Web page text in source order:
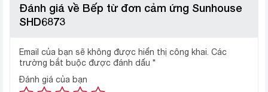
Hệ thống quạt tản nhiệt đối lưu
Đánh giá về Bếp từ đơn cảm ứng Sunhouse
SHD6873
Email của bạn sẽ không được hiển thị công khai. Các
trường bắt buộc được đánh dấu *
Đánh giá của bạn